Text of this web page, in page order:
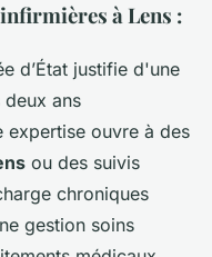
à Lens :
d’État justifie d'une
ans
expertise ouvre à des
ou des suivis
chroniques
gestion soins